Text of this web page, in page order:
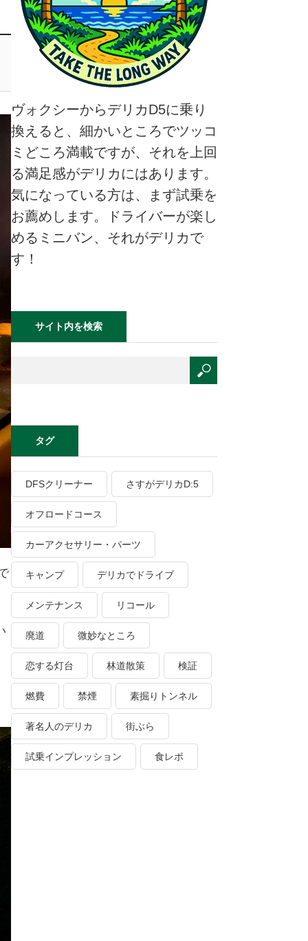
ヴォクシーからデリカD5に乗り
換えると、細かいところでツッコ
ミどころ満載ですが、それを上回
る満足感がデリカにはあります。
気になっている方は、まず試乗を
お薦めします。ドライバーが楽し
めるミニバン、それがデリカで
す！
サイト内を検索
タグ
DFSクリーナー さすがデリカD:5
オフロードコース
カーアクセサリー・パーツ
キャンプ デリカでドライブ
メンテナンス リコール
廃道 微妙なところ
恋する灯台 林道散策 検証
燃費 禁煙 素掘りトンネル
著名人のデリカ 街ぶら
試乗インプレッション 食レポ